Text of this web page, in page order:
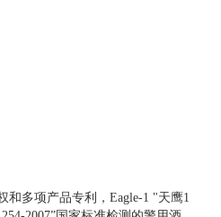
和多项产品专利，Eagle-1 "天鹰1